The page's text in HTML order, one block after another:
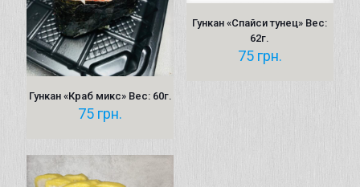
Гункан «Краб микс» Вес: 60г.
75 грн.
Гункан «Спайси тунец» Вес:
62г.
75 грн.